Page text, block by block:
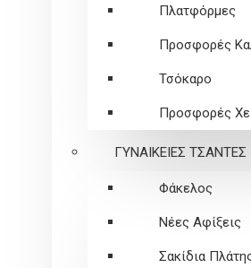
Πλατφόρμες
Προσφορές
Τσόκαρο
Προσφορές
ΓΥΝΑΙΚΕΙEΣ ΤΣΑΝΤΕΣ
Φάκελος
Νέες Αφίξεις
Σακίδια